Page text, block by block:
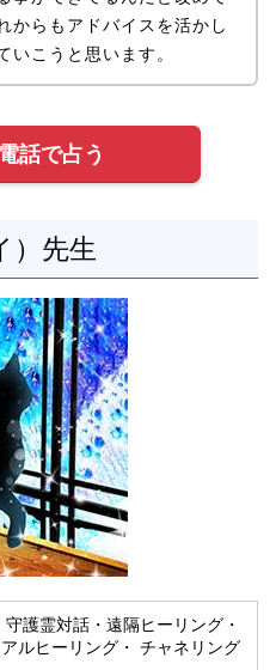
からもアドバイスを活かし
いこうと思います。
話で占う
）先生
守護霊対話・遠隔ヒーリング・
ルヒーリング・ チャネリング